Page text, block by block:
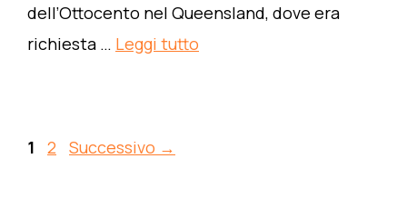
dell’Ottocento nel Queensland, dove era
richiesta … Leggi tutto
Pagina
1 Pagina
2 Successivo →